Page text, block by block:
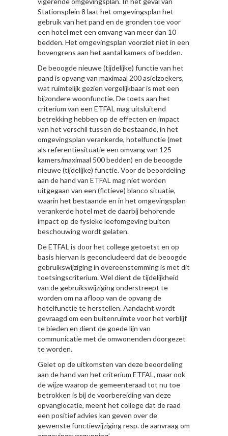
Stationsplein 8 laat het omgevingsplan het
gebruik van het pand en de gronden toe voor
een hotel met een omvang van meer dan 10
bedden. Het omgevingsplan voorziet niet in een
bovengrens aan het aantal kamers of bedden.
De beoogde nieuwe (tijdelijke) functie van het
pand is opvang van maximaal 200 asielzoekers,
wat ruimtelijk gezien vergelijkbaar is met een
bijzondere woonfunctie. De toets aan het
criterium van een ETFAL mag uitsluitend
betrekking hebben op de effecten en impact
van het verschil tussen de bestaande, in het
omgevingsplan verankerde, hotelfunctie (met
als referentiesituatie een omvang van 125
kamers/maximaal 500 bedden) en de beoogde
nieuwe (tijdelijke) functie. Voor de beoordeling
aan de hand van ETFAL mag niet worden
uitgegaan van een (fictieve) blanco situatie,
waarin het bestaande en in het omgevingsplan
verankerde hotel met de daarbij behorende
impact op de fysieke leefomgeving buiten
beschouwing wordt gelaten.
De ETFAL is door het college getoetst en op
basis hiervan is geconcludeerd dat de beoogde
gebruikswijziging in overeenstemming is met dit
toetsingscriterium. Wel dient de tijdelijkheid
van de gebruikswijziging onderstreept te
worden om na afloop van de opvang de
hotelfunctie te herstellen. Aandacht wordt
gevraagd om een buitenruimte voor het verblijf
te bieden en dient de goede lijn van
communicatie met de omwonenden doorgezet
te worden.
Gelet op de uitkomsten van deze beoordeling
aan de hand van het criterium ETFAL, maar ook
de wijze waarop de gemeenteraad tot nu toe
betrokken is bij de voorbereiding van deze
opvanglocatie, meent het college dat de raad
een positief advies kan geven over de
gewenste functiewijziging resp. de aanvraag om